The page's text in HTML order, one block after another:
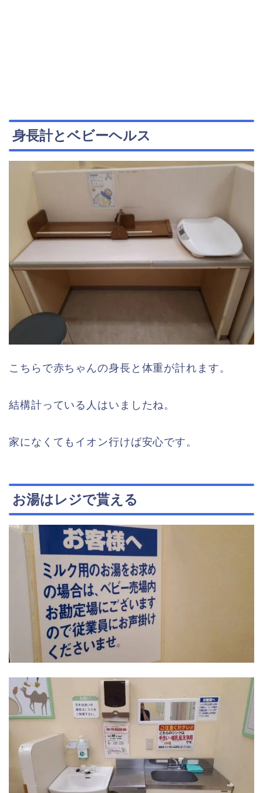
身長計とベビーヘルス
こちらで赤ちゃんの身長と体重が計れます。
結構計っている人はいましたね。
家になくてもイオン行けば安心です。
お湯はレジで貰える